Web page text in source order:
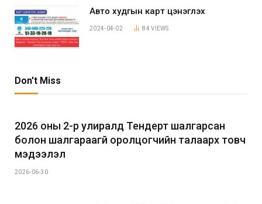
Авто худгын карт цэнэглэх
2024-04-02 84VIEWS
Don't Miss
2026 оны 2-р улиралд Тендерт шалгарсан
болон шалгараагүй оролцогчийн талаарх товч
мэдээлэл
2026-06-30